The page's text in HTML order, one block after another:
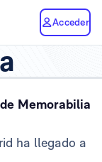
Acceder
Memorabilia
ha llegado a